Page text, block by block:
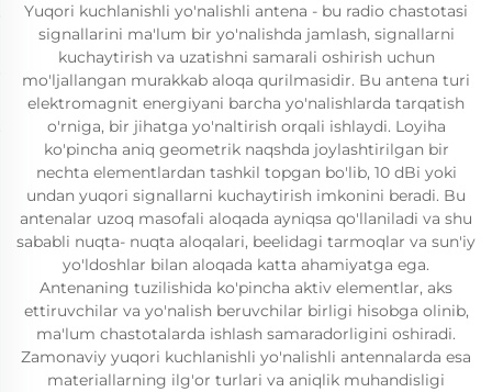
Yuqori kuchlanishli yo'nalishli antena - bu radio chastotasi
signallarini ma'lum bir yo'nalishda jamlash, signallarni
kuchaytirish va uzatishni samarali oshirish uchun
mo'ljallangan murakkab aloqa qurilmasidir. Bu antena turi
elektromagnit energiyani barcha yo'nalishlarda tarqatish
o'rniga, bir jihatga yo'naltirish orqali ishlaydi. Loyiha
ko'pincha aniq geometrik naqshda joylashtirilgan bir
nechta elementlardan tashkil topgan bo'lib, 10 dBi yoki
undan yuqori signallarni kuchaytirish imkonini beradi. Bu
antenalar uzoq masofali aloqada ayniqsa qo'llaniladi va shu
sababli nuqta- nuqta aloqalari, beelidagi tarmoqlar va sun'iy
yo'ldoshlar bilan aloqada katta ahamiyatga ega.
Antenaning tuzilishida ko'pincha aktiv elementlar, aks
ettiruvchilar va yo'nalish beruvchilar birligi hisobga olinib,
ma'lum chastotalarda ishlash samaradorligini oshiradi.
Zamonaviy yuqori kuchlanishli yo'nalishli antennalarda esa
materiallarning ilg'or turlari va aniqlik muhandisligi